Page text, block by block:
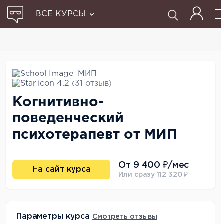
ВСЕ КУРСЫ
МИП
4.2 (31 отзыв)
Когнитивно-
поведенческий
психотерапевт от МИП
На сайт курса
От 9 400 ₽/мес
Или сразу 112 320 ₽
Параметры курса Смотреть отзывы